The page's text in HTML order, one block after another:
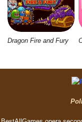
Dragon Fire and Fury